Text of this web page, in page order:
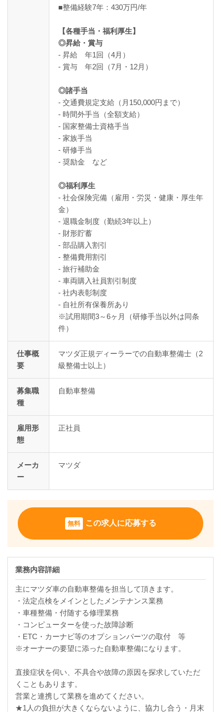
■整備経験7年：430万円/年
【各種手当・福利厚生】
◎昇給・賞与
- 昇給 年1回（4月）
- 賞与 年2回（7月・12月）
◎諸手当
- 交通費規定支給（月150,000円まで）
- 時間外手当（全額支給）
- 国家整備士資格手当
- 家族手当
- 研修手当
- 奨励金 など
◎福利厚生
- 社会保険完備（雇用・労災・健康・厚生年
金）
- 退職金制度（勤続3年以上）
- 財形貯蓄
- 部品購入割引
- 整備費用割引
- 旅行補助金
- 車両購入社員割引制度
- 社内表彰制度
- 自社所有保養所あり
※試用期間3～6ヶ月（研修手当以外は同条
件）
仕事概
要
マツダ正規ディーラーでの自動車整備士（2
級整備士以上）
募集職
種
自動車整備
雇用形
態
正社員
メーカ
ー
マツダ
無料 この求人に応募する
業務内容詳細
主にマツダ車の自動車整備を担当して頂きます。
・法定点検をメインとしたメンテナンス業務
・車種整備・付随する修理業務
・コンピューターを使った故障診断
・ETC・カーナビ等のオプションパーツの取付 等
※オーナーの要望に添った自動車整備になります。
直接症状を伺い、不具合や故障の原因を探求していただ
くこともあります。
営業と連携して業務を進めてください。
★1人の負担が大きくならないように、協力し合う・月末